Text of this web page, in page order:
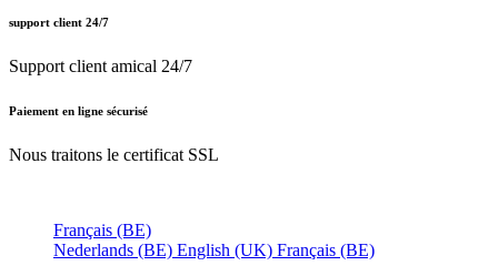
support client 24/7
Support client amical 24/7
Paiement en ligne sécurisé
Nous traitons le certificat SSL
Français (BE)
Nederlands (BE) English (UK) Français (BE)